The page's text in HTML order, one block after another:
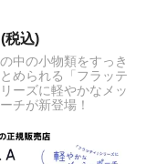
税込)
中の小物類をすっき
められる「フラッテ
ーズに軽やかなメッ
チが新登場！